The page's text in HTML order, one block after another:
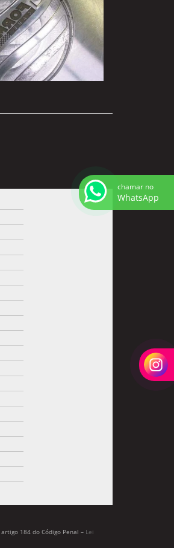
184 do Código Penal – Lei
chamar no
WhatsApp